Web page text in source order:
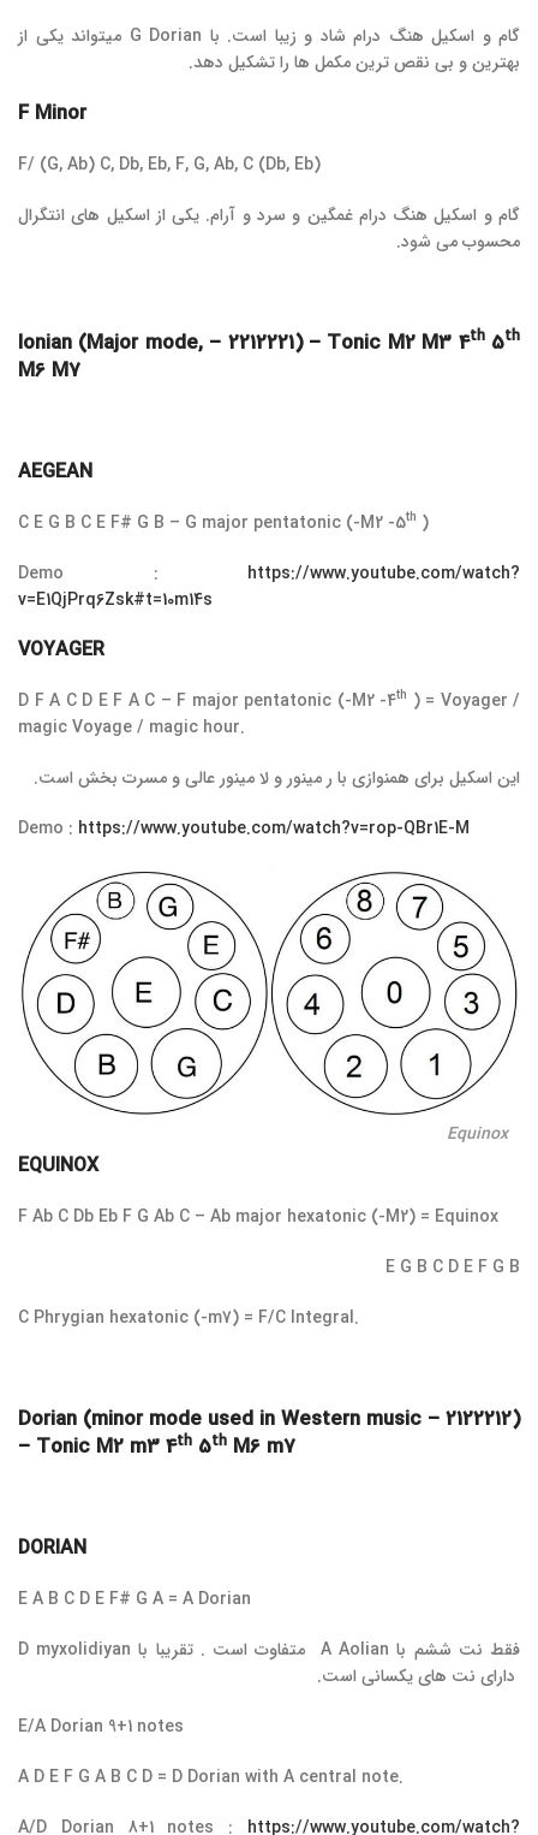
گام و اسکیل هنگ درام شاد و زیبا است. با G Dorian میتواند یکی از
بهترین و بی نقص ترین مکمل ها را تشکیل دهد.
F Minor
F/ (G, Ab) C, Db, Eb, F, G, Ab, C (Db, Eb)
گام و اسکیل هنگ درام غمگین و سرد و آرام. یکی از اسکیل های انتگرال
محسوب می شود.
Ionian (Major mode, – 2212221) – Tonic M2 M3 4th5th
M6 M7
AEGEAN
C E G B C E F# G B – G major pentatonic (-M2 -5th )
Demo : https://www.youtube.com/watch?
v=E1QjPrq6Zsk#t=10m14s
VOYAGER
D F A C D E F A C – F major pentatonic (-M2 -4th ) = Voyager /
magic Voyage / magic hour.
این اسکیل برای همنوازی با ر مینور و لا مینور عالی و مسرت بخش است.
Demo : https://www.youtube.com/watch?v=rop-QBr1E-M
Equinox
EQUINOX
F Ab C Db Eb F G Ab C – Ab major hexatonic (-M2) = Equinox
E G B C D E F G B
C Phrygian hexatonic (-m7) = F/C Integral.
Dorian (minor mode used in Western music – 2122212)
– Tonic M2 m3 4th 5th M6 m7
DORIAN
E A B C D E F# G A = A Dorian
فقط نت ششم با A Aolian متفاوت است . تقریبا با D myxolidiyan
دارای نت های یکسانی است.
E/A Dorian 9+1 notes
A D E F G A B C D = D Dorian with A central note.
A/D Dorian 8+1 notes : https://www.youtube.com/watch?